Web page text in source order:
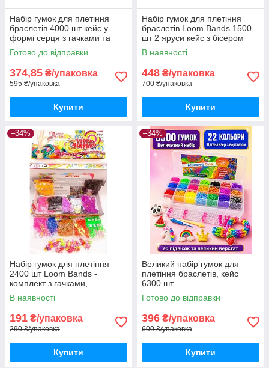
Набір гумок для плетіння
браслетів 4000 шт кейс у
формі серця з гачками та
аксесуарами
Готово до відправки
374,85 ₴/упаковка
595 ₴/упаковка
Купити
Набір гумок для плетіння
браслетів Loom Bands 1500
шт 2 яруси кейс з бісером
намистинами та аксесуарами
В наявності
448 ₴/упаковка
700 ₴/упаковка
Купити
–34%
Набір гумок для плетіння
2400 шт Loom Bands -
комплект з гачками,
рогатками і намистинами
В наявності
191 ₴/упаковка
290 ₴/упаковка
Купити
–34%
Великий набір гумок для
плетіння браслетів, кейс
6300 шт
Готово до відправки
396 ₴/упаковка
600 ₴/упаковка
Купити